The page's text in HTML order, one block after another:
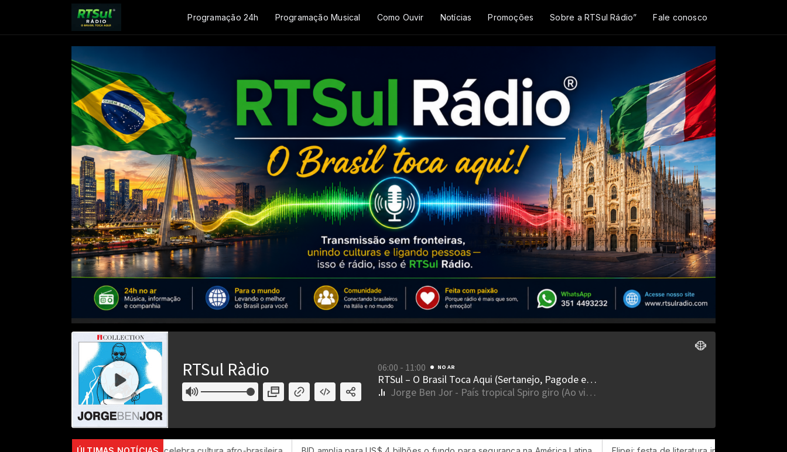
Programação 24h Programação Musical Como Ouvir Notícias Promoções Sobre a RTSul Rádio” Fale conosco